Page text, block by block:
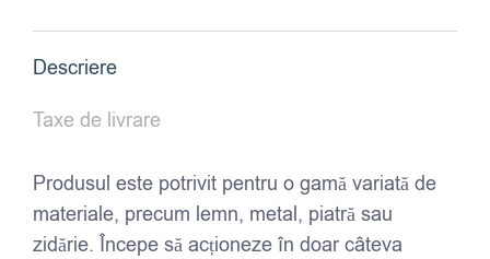
Descriere
Taxe de livrare
Produsul este potrivit pentru o gamă variată de
materiale, precum lemn, metal, piatră sau
zidărie. Începe să acționeze în doar câteva